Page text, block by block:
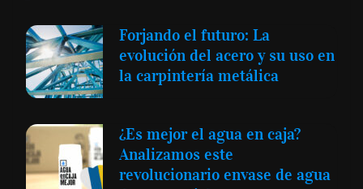
Forjando el futuro: La
evolución del acero y su uso en
la carpintería metálica
¿Es mejor el agua en caja?
Analizamos este
revolucionario envase de agua